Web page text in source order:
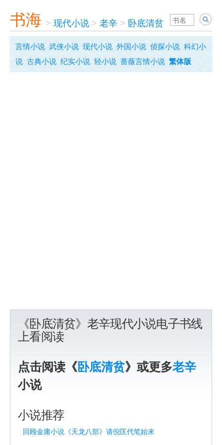
书海 > 现代小说 > 老辛 > 卧底清贫
言情小说 武侠小说 现代小说 外国小说 侦探小说 科幻小
说 古典小说 纪实小说 轻小说 蔷薇言情小说 繁体版
《卧底清贫》老辛现代小说电子书线
上看阅读
点击阅读《卧底清贫》或更多老辛
小说
小说推荐
回顾金庸小说《天龙八部》请倪匡代笔始末